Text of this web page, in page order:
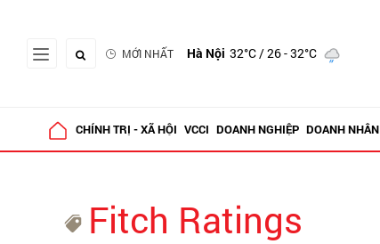
MỚI NHẤT Hà Nội 32°C/ 26 - 32°C
CHÍNH TRỊ - XÃ HỘI VCCI DOANH NGHIỆP DOANH NHÂN
Fitch Ratings